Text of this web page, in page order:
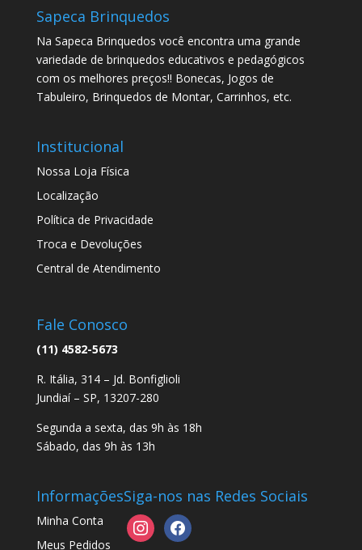
Sapeca Brinquedos
Na Sapeca Brinquedos você encontra uma grande
variedade de brinquedos educativos e pedagógicos
com os melhores preços!! Bonecas, Jogos de
Tabuleiro, Brinquedos de Montar, Carrinhos, etc.
Institucional
Nossa Loja Física
Localização
Política de Privacidade
Troca e Devoluções
Central de Atendimento
Fale Conosco
(11) 4582-5673
R. Itália, 314 – Jd. Bonfiglioli
Jundiaí – SP, 13207-280
Segunda a sexta, das 9h às 18h
Sábado, das 9h às 13h
Informações
Minha Conta
Meus Pedidos
Siga-nos nas Redes Sociais
instagramfacebook